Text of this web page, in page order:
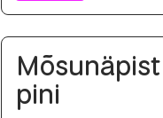
Mõsunäpist
pini